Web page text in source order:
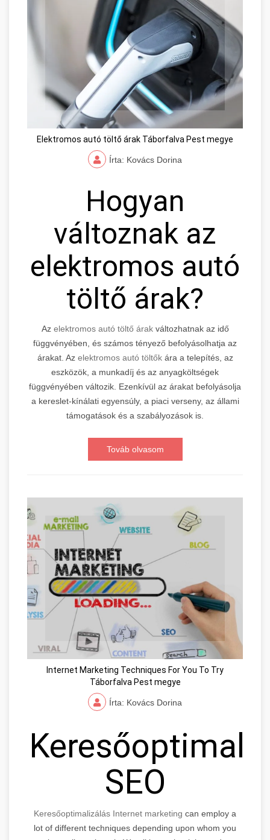
Elektromos autó töltő árak Táborfalva Pest megye
Írta: Kovács Dorina
Hogyan
változnak az
elektromos autó
töltő árak?
Az elektromos autó töltő árakváltozhatnak az idő
függvényében, és számos tényező befolyásolhatja az
árakat. Az elektromos autó töltőkára a telepítés, az
eszközök, a munkadíj és az anyagköltségek
függvényében változik. Ezenkívül az árakat befolyásolja
a kereslet-kínálati egyensúly, a piaci verseny, az állami
támogatások és a szabályozások is.
Továb olvasom
Internet Marketing Techniques For You To Try
Táborfalva Pest megye
Írta: Kovács Dorina
SEO
Keresőoptimalizálás Internet marketing can employ a
lot of different techniques depending upon whom you